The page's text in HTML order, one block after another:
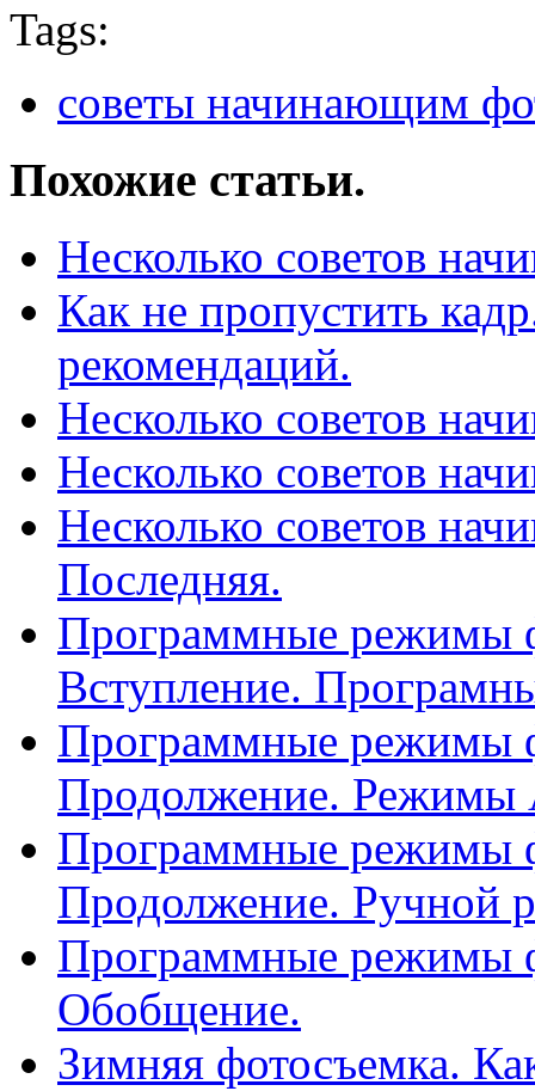
Tags:
советы начинающим
Похожие статьи.
Несколько советов
Как не пропустить
рекомендаций.
Несколько советов
Несколько советов
Несколько советов
Последняя.
Программные режимы
Вступление.
Программные режимы
Продолжение. Режимы
Программные режимы
Продолжение. Ручной
Программные режимы
Обобщение.
Зимняя фотосъемка.